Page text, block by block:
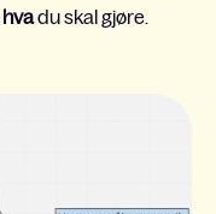
hvadu skal gjøre.